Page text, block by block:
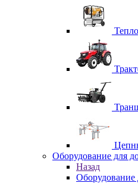
Оборудование для
Назад
Оборудование